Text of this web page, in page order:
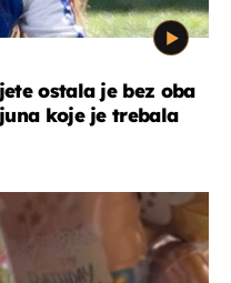
ostala je bez oba
koje je trebala